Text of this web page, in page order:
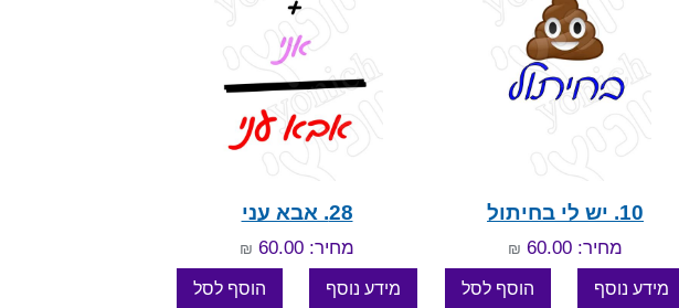
10. יש לי בחיתול
מחיר: 60.00 ₪
28. אבא עני
מחיר: 60.00 ₪